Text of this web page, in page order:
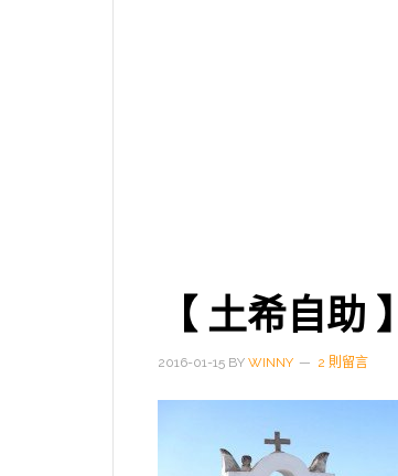
【 土希自助
2016-01-15 BY WINNY 2 則留言